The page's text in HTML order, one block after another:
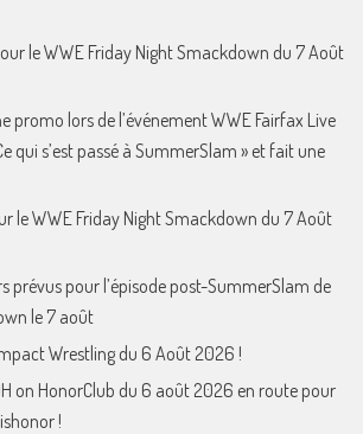
le WWE Friday Night Smackdown du 7 Août
promo lors de l’événement WWE Fairfax Live
qui s’est passé à SummerSlam » et fait une
le WWE Friday Night Smackdown du 7 Août
prévus pour l’épisode post-SummerSlam de
le 7 août
Wrestling du 6 Août 2026 !
on HonorClub du 6 août 2026 en route pour
!